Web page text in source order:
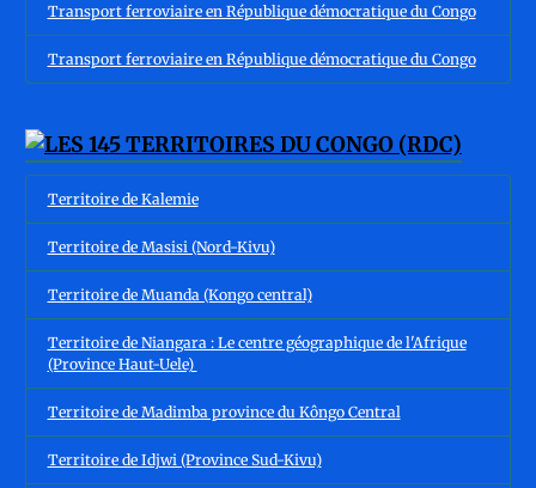
Transport ferroviaire en République démocratique du Congo
Transport ferroviaire en République démocratique du Congo
Territoire de Kalemie
Territoire de Masisi (Nord-Kivu)
Territoire de Muanda (Kongo central)
Territoire de Niangara : Le centre géographique de l'Afrique
(Province Haut-Uele)
Territoire de Madimba province du Kôngo Central
Territoire de Idjwi (Province Sud-Kivu)